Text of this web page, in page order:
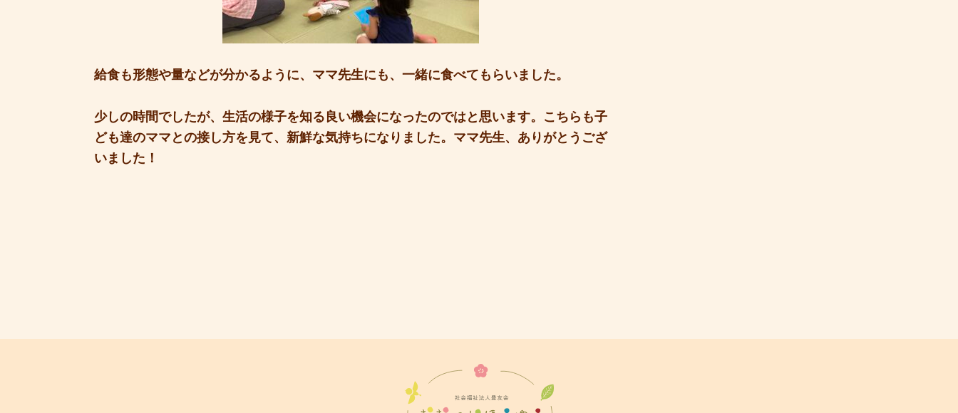
給食も形態や量などが分かるように、ママ先生にも、一緒に食べてもらいました。
少しの時間でしたが、生活の様子を知る良い機会になったのではと思います。こちらも子
ども達のママとの接し方を見て、新鮮な気持ちになりました。ママ先生、ありがとうござ
いました！